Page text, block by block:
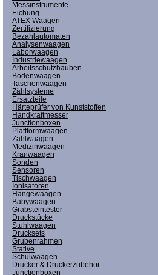
Messinstrumente
Eichung
ATEX Waagen
Zertifizierung
Bezahlautomaten
Analysenwaagen
Laborwaagen
Industriewaagen
Arbeitsschutzhauben
Bodenwaagen
Taschenwaagen
Zählsysteme
Ersatzteile
Härteprüfer von Kunststoffen
Handkraftmesser
Junctionboxen
Plattformwaagen
Zählwaagen
Medizinwaagen
Kranwaagen
Sonden
Sensoren
Tischwaagen
Ionisatoren
Hängewaagen
Babywaagen
Grabsteintester
Druckstücke
Stuhlwaagen
Drucksets
Grubenrahmen
Stative
Schulwaagen
Drucker & Druckerzubehör
Junctionboxen